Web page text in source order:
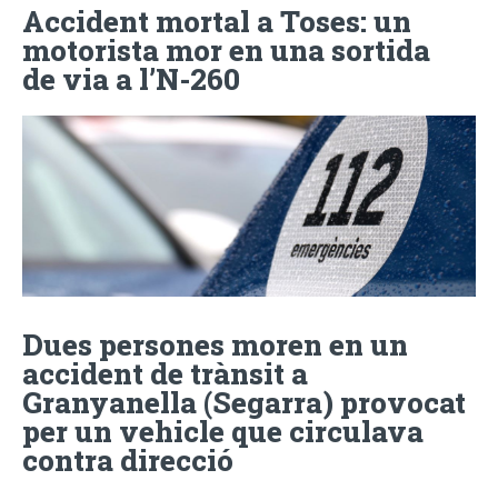
Accident mortal a Toses: un
motorista mor en una sortida
de via a l’N-260
Dues persones moren en un
accident de trànsit a
Granyanella (Segarra) provocat
per un vehicle que circulava
contra direcció